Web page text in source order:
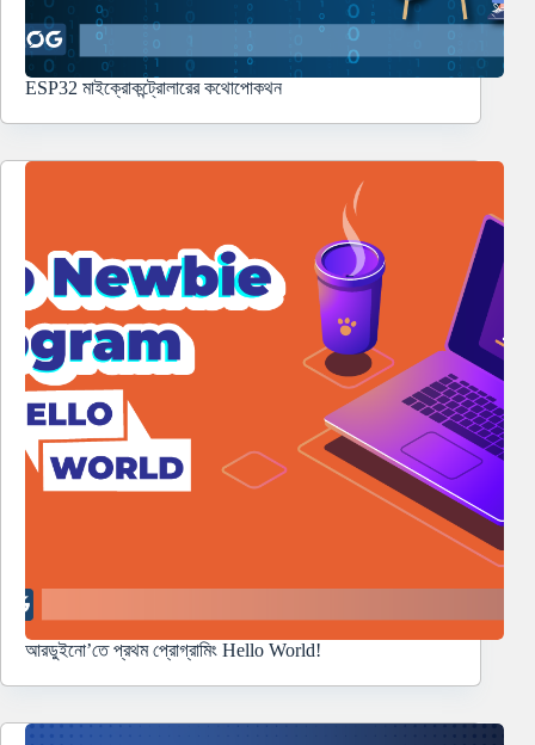
ESP32 মাইক্রোকন্ট্রোলারের কথোপোকথন
আরডুইনো’তে প্রথম প্রোগ্রামিং Hello World!